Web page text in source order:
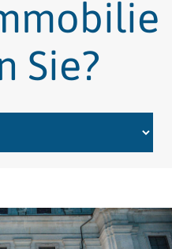
Sie?